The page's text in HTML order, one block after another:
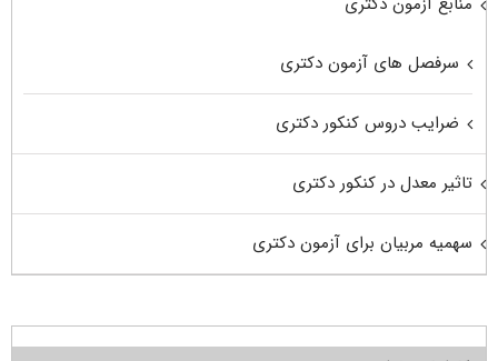
سرفصل های آزمون دکتری
ضرایب دروس کنکور دکتری
تاثیر معدل در کنکور دکتری
سهمیه مربیان برای آزمون دکتری